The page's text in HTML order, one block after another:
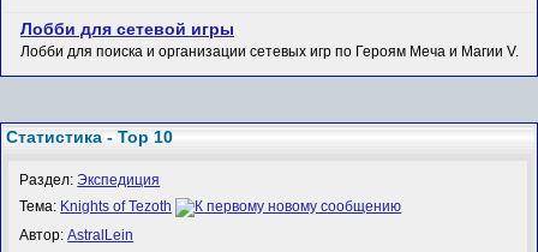
Лобби для сетевой игры
Лобби для поиска и организации сетевых игр по Героям Меча и Магии V.
Статистика - Top 10
Раздел:Экспедиция
Тема: Knights of Tezoth
Автор:AstralLein